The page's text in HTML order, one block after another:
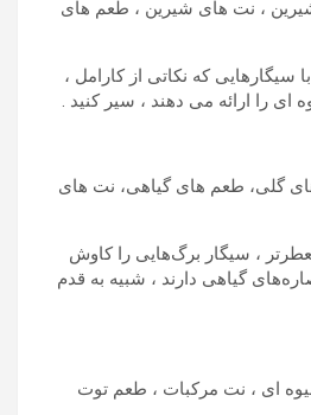
، نت های شیرین ، طعم های
که نکاتی از کارامل ،
را ارائه می دهند ، سیر کنید .
گلی، طعم های گیاهی، نت های
، سیگار برگ‌هایی را کاوش
گیاهی دارند ، شبیه به قدم
ای ، نت مرکبات ، طعم توت